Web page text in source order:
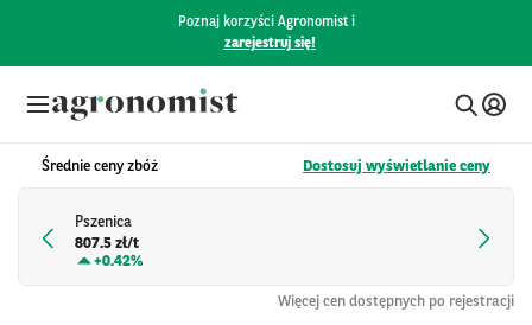
Poznaj korzyści Agronomist i
zarejestruj się!
Średnie ceny zbóż Dostosuj wyświetlanie ceny
Pszenica
807.5 zł/t
+0.42%
Więcej cen dostępnych po rejestracji